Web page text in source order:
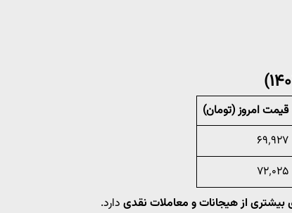
قیمت امروز (تومان)
۶۹٬۹۲۷
۷۲٬۰۲۵
بیشتری از هیجانات و معاملات نقدی دارد.